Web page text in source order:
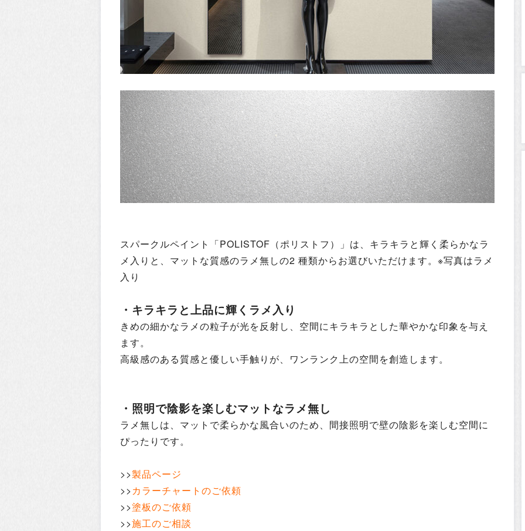
スパークルペイント「POLISTOF（ポリストフ）」 は、キラキラと輝く柔らかなラ
メ入りと、マットな質感のラメ無しの2 種類からお選びいただけます。※写真はラメ
入り
・キラキラと上品に輝くラメ入り
きめの細かなラメの粒子が光を反射し、空間にキラキラとした華やかな印象を与え
ます。
高級感のある質感と優しい手触りが、ワンランク上の空間を創造します。
・照明で陰影を楽しむマットなラメ無し
ラメ無しは、マットで柔らかな風合いのため、間接照明で壁の陰影を楽しむ空間に
ぴったりです。
>>製品ページ
>> カラーチャートのご依頼
>>塗板のご依頼
>>施工のご相談